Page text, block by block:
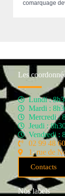
comarquage
Les
Lundi :
Mardi :
Mercredi :
Jeudi :
Vendredi :
02 99 48
1, rue de
Contacts
Nos labels